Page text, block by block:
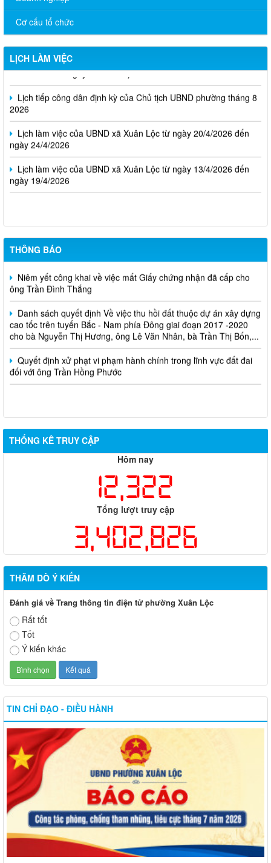
Cơ cấu tổ chức
LỊCH LÀM VIỆC
Thông báo Lịch làm việc của UBND phường Xuân Lộc (Từ ngày
03/8/2026 đến ngày 07/8/2026)
Lịch tiếp công dân định kỳ của Chủ tịch UBND phường tháng 8
2026
Lịch làm việc của UBND xã Xuân Lộc từ ngày 20/4/2026 đến
ngày 24/4/2026
Lịch làm việc của UBND xã Xuân Lộc từ ngày 13/4/2026 đến
ngày 19/4/2026
THÔNG BÁO
Cuộc thi trực tuyến tìm hiểu pháp luật năm 2026.
Niêm yết công khai về việc mất Giấy chứng nhận đã cấp cho
ông Trần Đình Thắng
Danh sách quyết định Về việc thu hồi đất thuộc dự án xây dựng
cao tốc trên tuyến Bắc - Nam phía Đông giai đoạn 2017 -2020
cho bà Nguyễn Thị Hương, ông Lê Văn Nhân, bà Trần Thị Bốn,...
Quyết định xử phạt vi phạm hành chính trong lĩnh vực đất đai
đối với ông Trần Hồng Phước
THỐNG KÊ TRUY CẬP
Hôm nay
12,322
Tổng lượt truy cập
3,402,826
THĂM DÒ Ý KIẾN
Đánh giá về Trang thông tin điện tử phường Xuân Lộc
Rất tốt
Tốt
Ý kiến khác
TIN CHỈ ĐẠO - ĐIỀU HÀNH